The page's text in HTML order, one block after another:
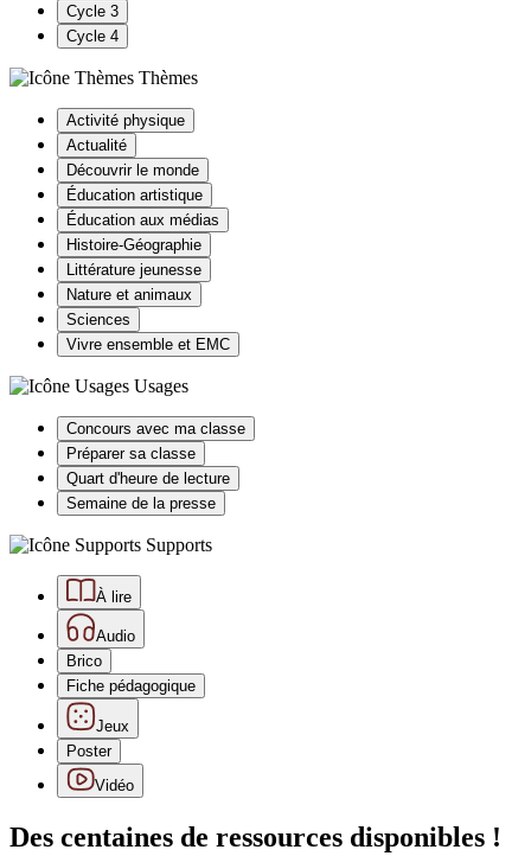
Cycle 3
Cycle 4
Thèmes
Activité physique
Actualité
Découvrir le monde
Éducation artistique
Éducation aux médias
Histoire-Géographie
Littérature jeunesse
Nature et animaux
Sciences
Vivre ensemble et EMC
Usages
Concours avec ma classe
Préparer sa classe
Quart d'heure de lecture
Semaine de la presse
Supports
À lire
Audio
Brico
Fiche pédagogique
Jeux
Poster
Vidéo
Des centaines de ressources disponibles !